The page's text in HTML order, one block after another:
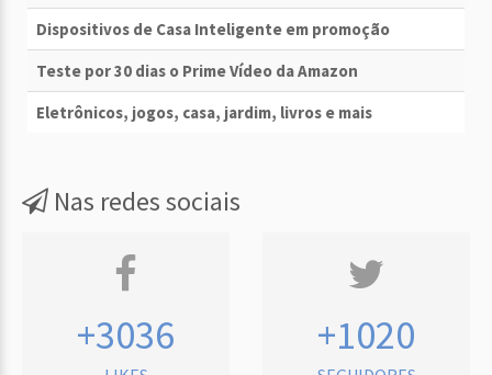
Dispositivos de Casa Inteligente em promoção
Teste por 30 dias o Prime Vídeo da Amazon
Eletrônicos, jogos, casa, jardim, livros e mais
Nas redes sociais
+3036 +1020